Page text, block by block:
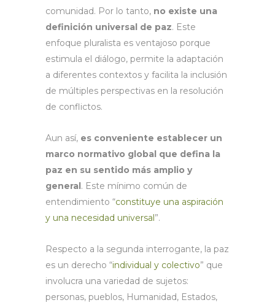
comunidad. Por lo tanto, no existe una
definición universal de paz. Este
enfoque pluralista es ventajoso porque
estimula el diálogo, permite la adaptación
a diferentes contextos y facilita la inclusión
de múltiples perspectivas en la resolución
de conflictos.
Aun así, es conveniente establecer un
marco normativo global que defina la
paz en su sentido más amplio y
general. Este mínimo común de
entendimiento “constituye una aspiración
y una necesidad universal”.
Respecto a la segunda interrogante, la paz
es un derecho “individual y colectivo” que
involucra una variedad de sujetos:
personas, pueblos, Humanidad, Estados,